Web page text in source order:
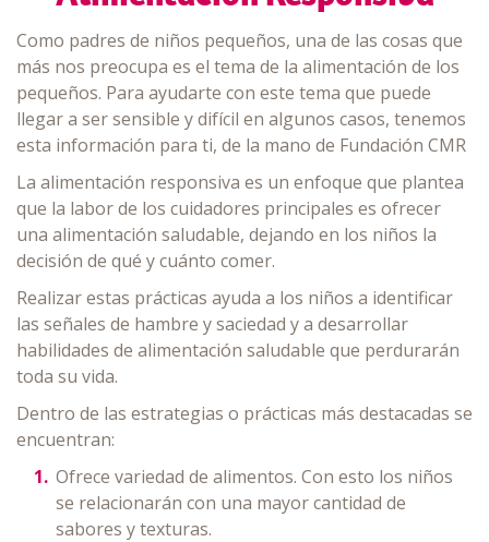
Como padres de niños pequeños, una de las cosas que
más nos preocupa es el tema de la alimentación de los
pequeños. Para ayudarte con este tema que puede
llegar a ser sensible y difícil en algunos casos, tenemos
esta información para ti, de la mano de Fundación CMR
La alimentación responsiva es un enfoque que plantea
que la labor de los cuidadores principales es ofrecer
una alimentación saludable, dejando en los niños la
decisión de qué y cuánto comer.
Realizar estas prácticas ayuda a los niños a identificar
las señales de hambre y saciedad y a desarrollar
habilidades de alimentación saludable que perdurarán
toda su vida.
Dentro de las estrategias o prácticas más destacadas se
encuentran:
Ofrece variedad de alimentos. Con esto los niños
se relacionarán con una mayor cantidad de
sabores y texturas.